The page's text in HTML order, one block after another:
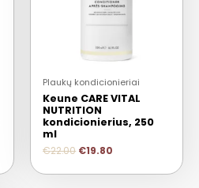
Plaukų kondicionieriai
Keune CARE VITAL
NUTRITION
kondicionierius, 250
ml
€22.00 €19.80